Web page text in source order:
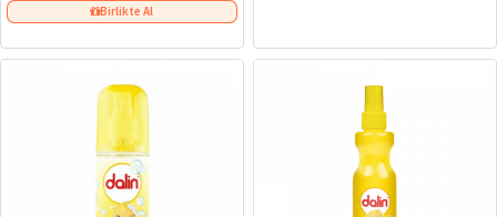
Birlikte Al